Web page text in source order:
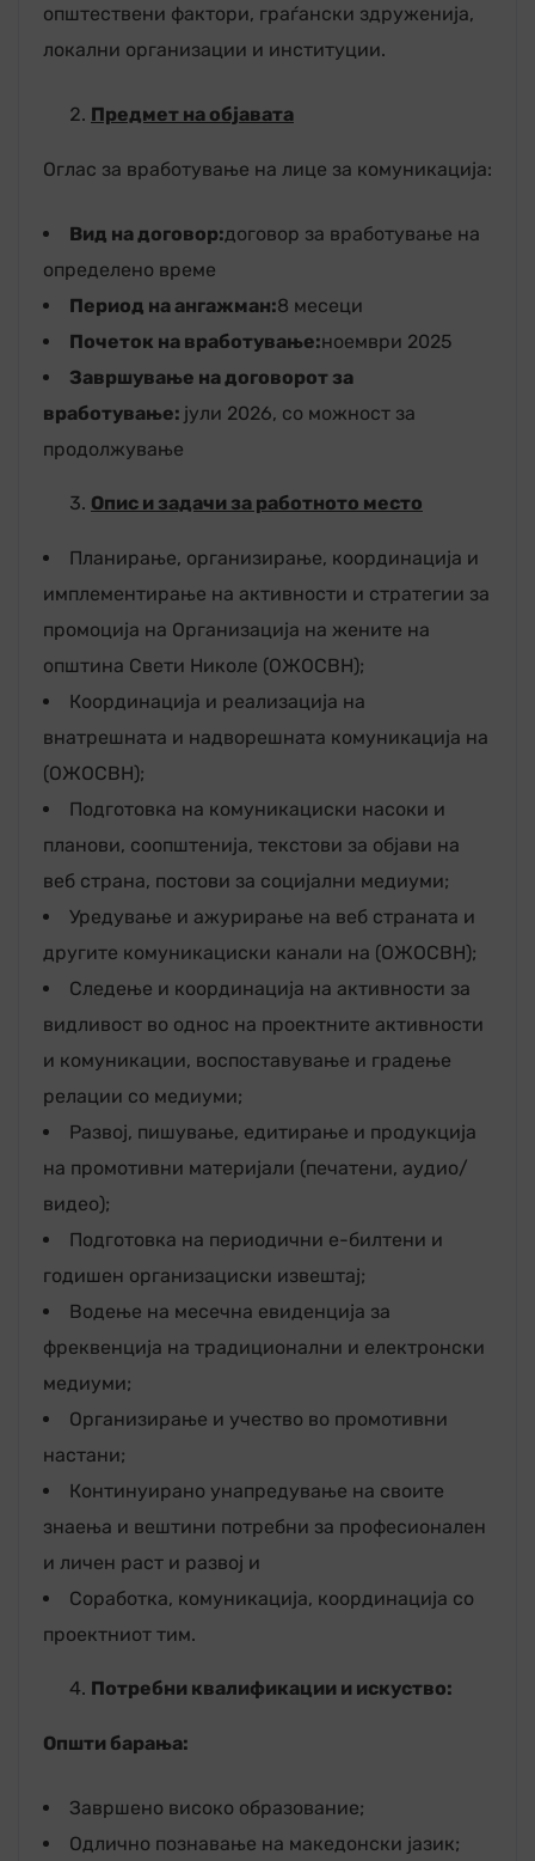
општествени фактори, граѓански здруженија,
локални организации и институции.
Предмет на објавата
Оглас за вработување на лице за комуникација:
Вид на договор:договор за врабoтување на
определено време
Период на ангажман:8 месеци
Почеток на вработување:ноември 2025
Завршување на договорот за
вработување: јули 2026, со можност за
продолжување
Опис и задачи за работното место
Планирање, организирање, координација и
имплементирање на активности и стратегии за
промоција на Организација на жените на
општина Свети Николе (ОЖОСВН);
Координација и реализација на
внатрешната и надворешната комуникација на
(ОЖОСВН);
Подготовка на комуникациски насоки и
планови, соопштенија, текстови за објави на
веб страна, постови за социјални медиуми;
Уредување и ажурирање на веб страната и
другите комуникациски канали на (ОЖОСВН);
Следење и координација на активности за
видливост во однос на проектните активности
и комуникации, воспоставување и градење
релации со медиуми;
Развој, пишување, едитирање и продукција
на промотивни материјали (печатени, аудио/
видео);
Подготовка на периодични е-билтени и
годишен организациски извештај;
Водење на месечна евиденција за
фреквенција на традиционални и електронски
медиуми;
Организирање и учество во промотивни
настани;
Континуирано унапредување на своите
знаења и вештини потребни за професионален
и личен раст и развој и
Соработка, комуникација, координација со
проектниот тим.
Потребни квалификации и искуство:
Општи барања:
Завршено високо образование;
Одлично познавање на македонски јазик;